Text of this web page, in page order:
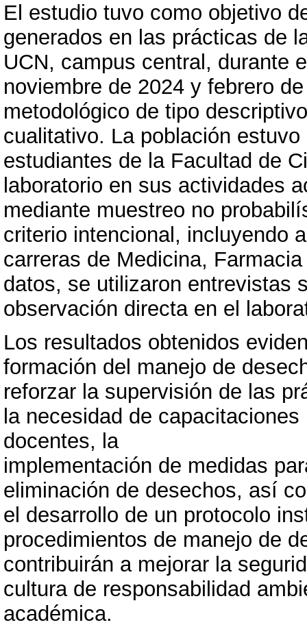
El estudio tuvo como objetivo
generados en las prácticas de
UCN, campus central, durante
noviembre de 2024 y febrero
metodológico de tipo
cualitativo. La población
estudiantes de la Facultad de
laboratorio en sus actividades
mediante muestreo no
criterio intencional, incluyendo
carreras de Medicina,
datos, se utilizaron entrevistas
observación directa en el
Los resultados obtenidos
formación del manejo de
reforzar la supervisión de las
la necesidad de
docentes, la
implementación de medidas
eliminación de desechos, así
el desarrollo de un protocolo
procedimientos de manejo de
contribuirán a mejorar la
cultura de responsabilidad
académica.